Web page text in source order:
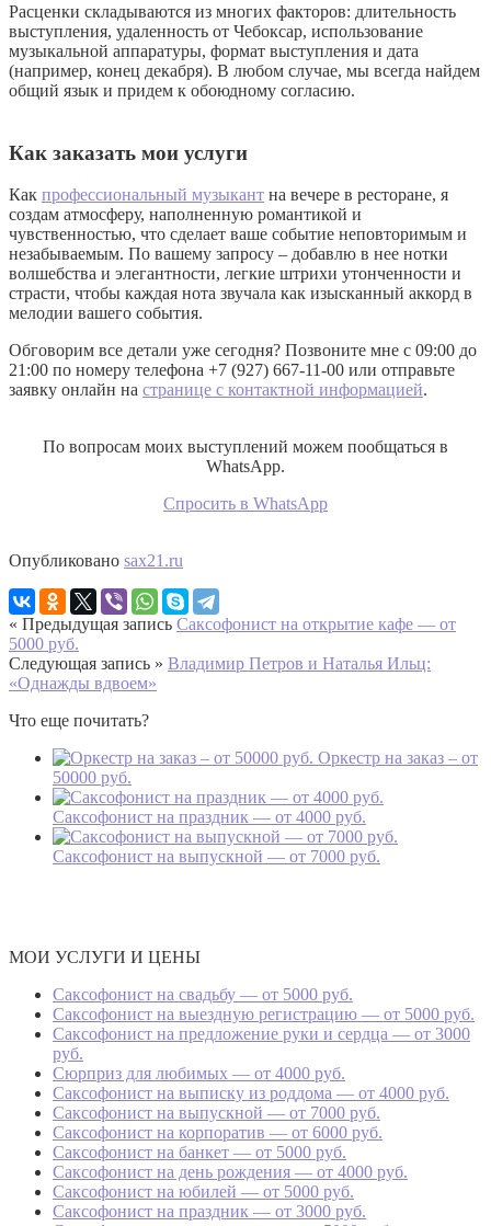
Расценки складываются из многих факторов: длительность
выступления, удаленность от Чебоксар, использование
музыкальной аппаратуры, формат выступления и дата
(например, конец декабря). В любом случае, мы всегда найдем
общий язык и придем к обоюдному согласию.
Как заказать мои услуги
Как профессиональный музыкант на вечере в ресторане, я
создам атмосферу, наполненную романтикой и
чувственностью, что сделает ваше событие неповторимым и
незабываемым. По вашему запросу – добавлю в нее нотки
волшебства и элегантности, легкие штрихи утонченности и
страсти, чтобы каждая нота звучала как изысканный аккорд в
мелодии вашего события.
Обговорим все детали уже сегодня? Позвоните мне с 09:00 до
21:00 по номеру телефона +7 (927) 667-11-00 или отправьте
заявку онлайн на странице с контактной информацией.
По вопросам моих выступлений можем пообщаться в
WhatsApp.
Спросить в WhatsApp
Опубликовано sax21.ru
« Предыдущая запись Саксофонист на открытие кафе — от
5000 руб.
Следующая запись » Владимир Петров и Наталья Ильц:
«Однажды вдвоем»
Что еще почитать?
Оркестр на заказ – от
50000 руб.
Саксофонист на праздник — от 4000 руб.
Саксофонист на выпускной — от 7000 руб.
МОИ УСЛУГИ И ЦЕНЫ
Саксофонист на свадьбу — от 5000 руб.
Саксофонист на выездную регистрацию — от 5000 руб.
Саксофонист на предложение руки и сердца — от 3000
руб.
Сюрприз для любимых — от 4000 руб.
Саксофонист на выписку из роддома — от 4000 руб.
Саксофонист на выпускной — от 7000 руб.
Саксофонист на корпоратив — от 6000 руб.
Саксофонист на банкет — от 5000 руб.
Саксофонист на день рождения — от 4000 руб.
Саксофонист на юбилей — от 5000 руб.
Саксофонист на праздник — от 3000 руб.